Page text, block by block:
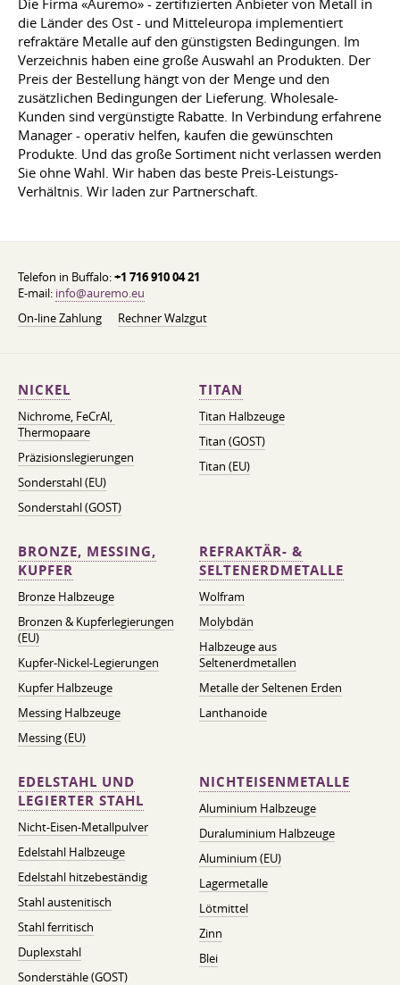
Die Firma «Auremo» - zertifizierten Anbieter von Metall in
die Länder des Ost - und Mitteleuropa implementiert
refraktäre Metalle auf den günstigsten Bedingungen. Im
Verzeichnis haben eine große Auswahl an Produkten. Der
Preis der Bestellung hängt von der Menge und den
zusätzlichen Bedingungen der Lieferung. Wholesale-
Kunden sind vergünstigte Rabatte. In Verbindung erfahrene
Manager - operativ helfen, kaufen die gewünschten
Produkte. Und das große Sortiment nicht verlassen werden
Sie ohne Wahl. Wir haben das beste Preis-Leistungs-
Verhältnis. Wir laden zur Partnerschaft.
Telefon in Buffalo:+1 716 910 04 21
E-mail: info@auremo.eu
On-line Zahlung
Rechner Walzgut
NICKEL
Nichrome, FeСrAl, ​​
Thermopaare
Präzisionslegierungen
Sonderstahl (EU)
Sonderstahl (GOST)
TITAN
Titan Halbzeuge
Titan (GOST)
Titan (EU)
BRONZE, MESSING,
KUPFER
Bronze Halbzeuge
Bronzen & Kupferlegierungen
(EU)
Kupfer-Nickel-Legierungen
Kupfer Halbzeuge
Messing Halbzeuge
Messing (EU)
REFRAKTÄR- &
SELTENERDMETALLE
Wolfram
Molybdän
Halbzeuge aus
Seltenerdmetallen
Metalle der Seltenen Erden
Lanthanoide
EDELSTAHL UND
LEGIERTER STAHL
Nicht-Eisen-Metallpulver
Edelstahl Halbzeuge
Edelstahl hitzebeständig
Stahl austenitisch
Stahl ferritisch
Duplexstahl
Sonderstähle (GOST)
NICHTEISENMETALLE
Aluminium Halbzeuge
Duraluminium Halbzeuge
Aluminium (EU)
Lagermetalle
Lötmittel
Zinn
Blei